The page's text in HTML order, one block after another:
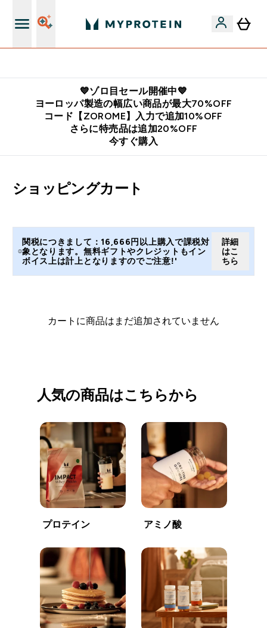
💙ゾロ目セール開催中💙
ヨーロッパ製造の幅広い商品が最大70%OFF
コード【ZOROME】入力で追加10%OFF
さらに特売品は追加20%OFF
今すぐ購入
ショッピングカート
関税につきまして：16,666円以上購入で課税対
象となります。無料ギフトやクレジットもイン
ボイス上は計上となりますのでご注意!'
詳細
はこ
ちら
カートに商品はまだ追加されていません
人気の商品はこちらから
プロテイン アミノ酸